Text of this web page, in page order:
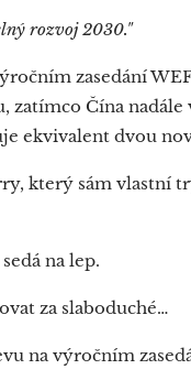
rozvoj 2030."
zasedání
zatímco Čína
ekvivalent dvou
který sám vlastní
na lep.
za slaboduché…
na výročním